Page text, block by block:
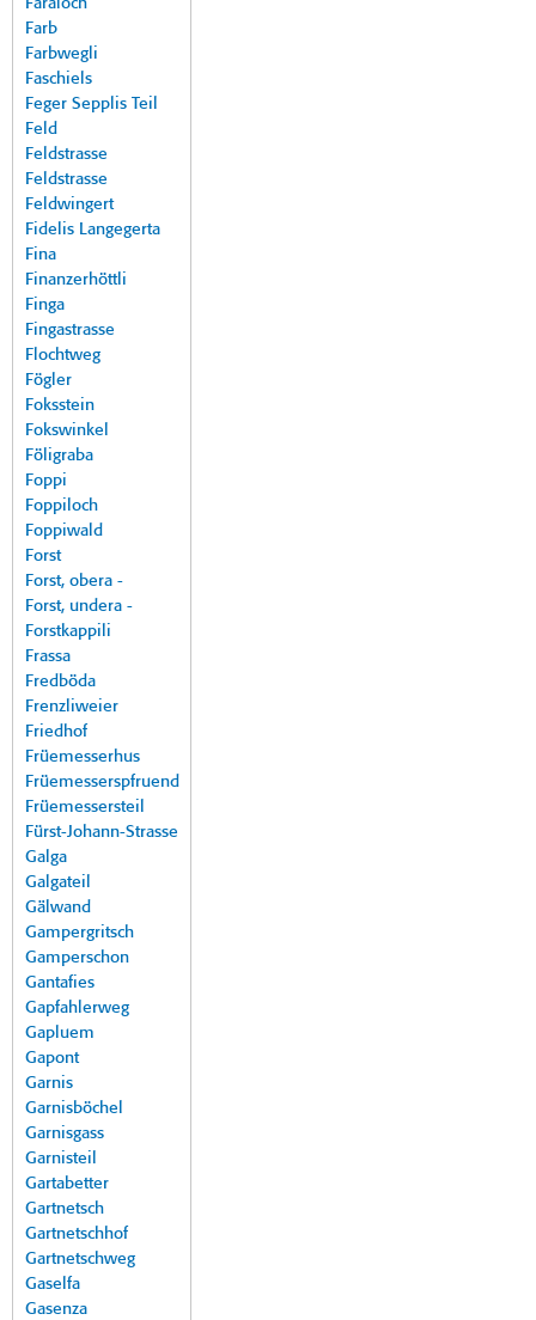
Faraloch
Farb
Farbwegli
Faschiels
Feger Sepplis Teil
Feld
Feldstrasse
Feldstrasse
Feldwingert
Fidelis Langegerta
Fina
Finanzerhöttli
Finga
Fingastrasse
Flochtweg
Fögler
Foksstein
Fokswinkel
Föligraba
Foppi
Foppiloch
Foppiwald
Forst
Forst, obera -
Forst, undera -
Forstkappili
Frassa
Fredböda
Frenzliweier
Friedhof
Früemesserhus
Früemesserspfruend
Früemessersteil
Fürst-Johann-Strasse
Galga
Galgateil
Gälwand
Gampergritsch
Gamperschon
Gantafies
Gapfahlerweg
Gapluem
Gapont
Garnis
Garnisböchel
Garnisgass
Garnisteil
Gartabetter
Gartnetsch
Gartnetschhof
Gartnetschweg
Gaselfa
Gasenza